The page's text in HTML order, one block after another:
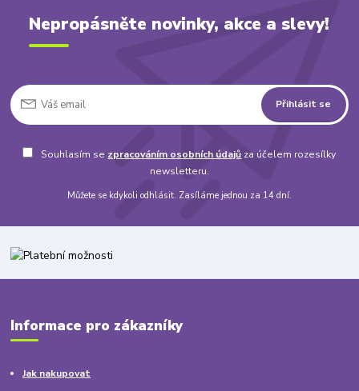
Nepropásněte novinky, akce a slevy!
Přihlásit se
Souhlasím se zpracováním osobních údajů za účelem rozesílky
newsletteru.
Můžete se kdykoli odhlásit. Zasíláme jednou za 14 dní.
Informace pro zákazníky
Jak nakupovat